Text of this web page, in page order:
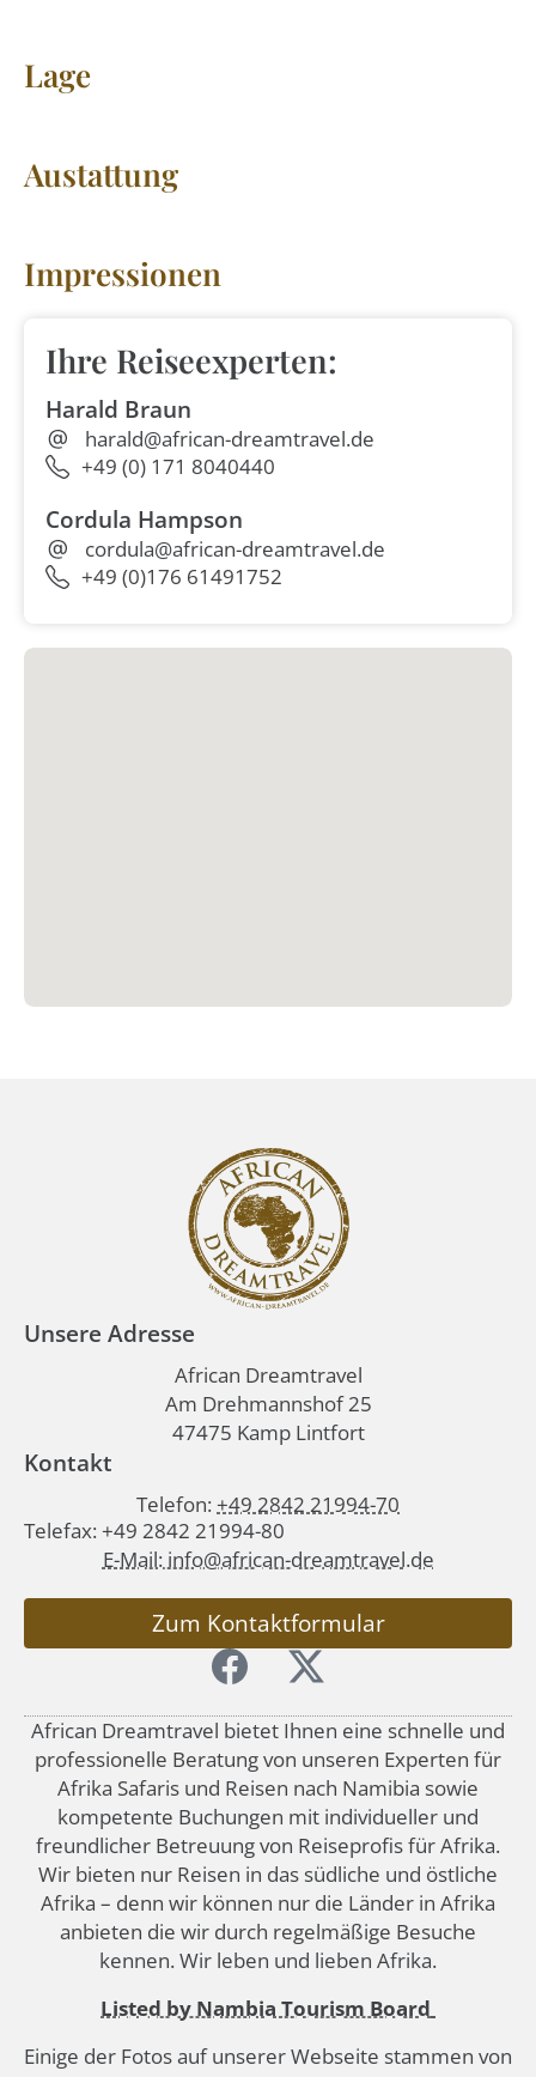
Lage
Austattung
Impressionen
Ihre Reiseexperten:
Harald Braun
harald@african-dreamtravel.de
+49 (0) 171 8040440
Cordula Hampson
cordula@african-dreamtravel.de
+49 (0)176 61491752
Unsere Adresse
African Dreamtravel
Am Drehmannshof 25
47475 Kamp Lintfort
Kontakt
Telefon: +49 2842 21994-70
Telefax: +49 2842 21994-80
E-Mail: info@african-dreamtravel.de
Zum Kontaktformular
African Dreamtravel bietet Ihnen eine schnelle und
professionelle Beratung von unseren Experten für
Afrika Safaris und Reisen nach Namibia sowie
kompetente Buchungen mit individueller und
freundlicher Betreuung von Reiseprofis für Afrika.
Wir bieten nur Reisen in das südliche und östliche
Afrika – denn wir können nur die Länder in Afrika
anbieten die wir durch regelmäßige Besuche
kennen. Wir leben und lieben Afrika.
Listed by Nambia Tourism Board
Einige der Fotos auf unserer Webseite stammen von